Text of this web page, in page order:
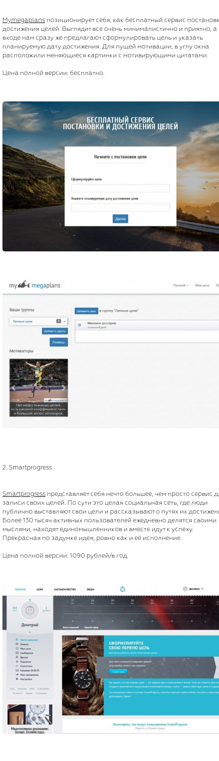
Mymegaplans позиционирует себя, как бесплатный сервис
достижения целей. Выглядит все очень минималистично и приятно, а
входе нам сразу же предлагают сформулировать цель и указать
планируемую дату достижения. Для пущей мотивации, в углу окна
расположили меняющиеся картинки с мотивирующими цитатами.
Цена полной версии: бесплатно.
2. Smartprogress
Smartprogress представляет себя нечто большее, чем просто сервис
записи своих целей. По сути это целая социальная сеть, где люди
публично выставляют свои цели и рассказывают о путях их
Более 130 тысяч активных пользователей ежедневно делятся своими
мыслями, находят единомышленников и вместе идут к успеху.
Прекрасная по задумке идея, ровно как и её исполнение.
Цена полной версии: 1090 рублей/в год.